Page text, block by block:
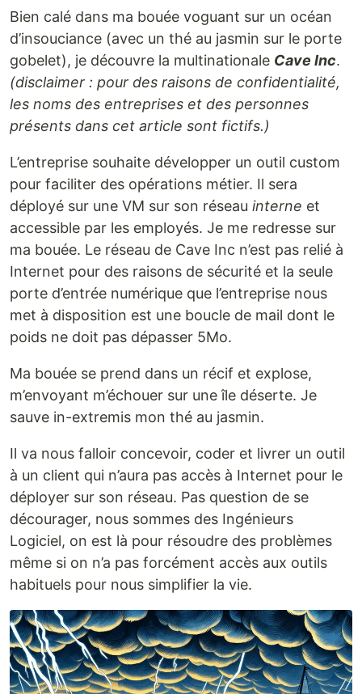
Bien calé dans ma bouée voguant sur un océan
d’insouciance (avec un thé au jasmin sur le porte
gobelet), je découvre la multinationale Cave Inc.
(disclaimer : pour des raisons de confidentialité,
les noms des entreprises et des personnes
présents dans cet article sont fictifs.)
L’entreprise souhaite développer un outil custom
pour faciliter des opérations métier. Il sera
déployé sur une VM sur son réseau interne et
accessible par les employés. Je me redresse sur
ma bouée. Le réseau de Cave Inc n’est pas relié à
Internet pour des raisons de sécurité et la seule
porte d’entrée numérique que l’entreprise nous
met à disposition est une boucle de mail dont le
poids ne doit pas dépasser 5Mo.
Ma bouée se prend dans un récif et explose,
m’envoyant m’échouer sur une île déserte. Je
sauve in-extremis mon thé au jasmin.
Il va nous falloir concevoir, coder et livrer un outil
à un client qui n’aura pas accès à Internet pour le
déployer sur son réseau. Pas question de se
décourager, nous sommes des Ingénieurs
Logiciel, on est là pour résoudre des problèmes
même si on n’a pas forcément accès aux outils
habituels pour nous simplifier la vie.